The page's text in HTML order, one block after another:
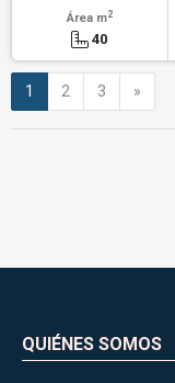
Área m2
40
1 2 3 »
QUIÉNES SOMOS